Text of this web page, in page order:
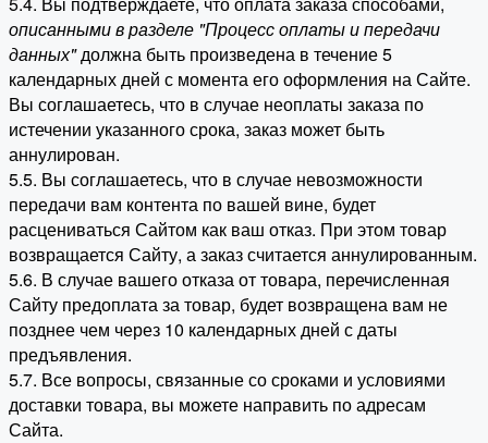
описанными в разделе "Процесс оплаты и передачи
данных"должна быть произведена в течение 5
календарных дней с момента его оформления на Сайте.
Вы соглашаетесь, что в случае неоплаты заказа по
истечении указанного срока, заказ может быть
аннулирован.
5.5. Вы соглашаетесь, что в случае невозможности
передачи вам контента по вашей вине, будет
расцениваться Сайтом как ваш отказ. При этом товар
возвращается Сайту, а заказ считается аннулированным.
5.6. В случае вашего отказа от товара, перечисленная
Сайту предоплата за товар, будет возвращена вам не
позднее чем через 10 календарных дней с даты
предъявления.
5.7. Все вопросы, связанные со сроками и условиями
доставки товара, вы можете направить по адресам
Сайта.